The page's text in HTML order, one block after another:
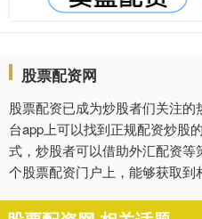
股票配资网
股票配资已成为炒股者们关注
台app上可以找到正规配资炒股
式，炒股者可以借助外汇配资
个股票配资门户上，能够获取到